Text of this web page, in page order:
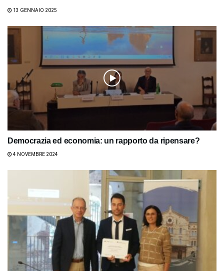
13 GENNAIO 2025
Democrazia ed economia: un rapporto da ripensare?
4 NOVEMBRE 2024